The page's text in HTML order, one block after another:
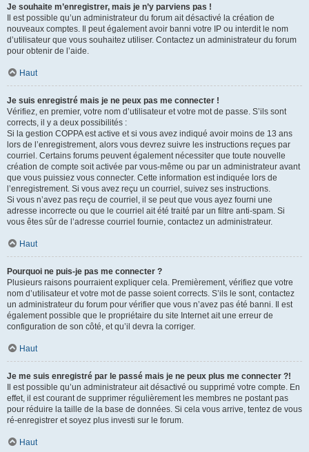
Je souhaite m’enregistrer, mais je n’y parviens pas !
Il est possible qu’un administrateur du forum ait désactivé la création de
nouveaux comptes. Il peut également avoir banni votre IP ou interdit le nom
d’utilisateur que vous souhaitez utiliser. Contactez un administrateur du forum
pour obtenir de l’aide.
Haut
Je suis enregistré mais je ne peux pas me connecter !
Vérifiez, en premier, votre nom d’utilisateur et votre mot de passe. S’ils sont
corrects, il y a deux possibilités :
Si la gestion COPPA est active et si vous avez indiqué avoir moins de 13 ans
lors de l’enregistrement, alors vous devrez suivre les instructions reçues par
courriel. Certains forums peuvent également nécessiter que toute nouvelle
création de compte soit activée par vous-même ou par un administrateur avant
que vous puissiez vous connecter. Cette information est indiquée lors de
l’enregistrement. Si vous avez reçu un courriel, suivez ses instructions.
Si vous n’avez pas reçu de courriel, il se peut que vous ayez fourni une
adresse incorrecte ou que le courriel ait été traité par un filtre anti-spam. Si
vous êtes sûr de l’adresse courriel fournie, contactez un administrateur.
Haut
Pourquoi ne puis-je pas me connecter ?
Plusieurs raisons pourraient expliquer cela. Premièrement, vérifiez que votre
nom d’utilisateur et votre mot de passe soient corrects. S’ils le sont, contactez
un administrateur du forum pour vérifier que vous n’avez pas été banni. Il est
également possible que le propriétaire du site Internet ait une erreur de
configuration de son côté, et qu’il devra la corriger.
Haut
Je me suis enregistré par le passé mais je ne peux plus me connecter ?!
Il est possible qu’un administrateur ait désactivé ou supprimé votre compte. En
effet, il est courant de supprimer régulièrement les membres ne postant pas
pour réduire la taille de la base de données. Si cela vous arrive, tentez de vous
ré-enregistrer et soyez plus investi sur le forum.
Haut